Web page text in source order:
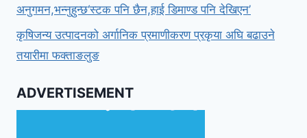
अनुगमन,भन्नुहुन्छ‘स्टक पनि छैन,हाई डिमाण्ड पनि देखिएन’
कृषिजन्य उत्पादनको अर्गानिक प्रमाणीकरण प्रकृया अघि बढाउने
तयारीमा फक्ताङलुङ
ADVERTISEMENT